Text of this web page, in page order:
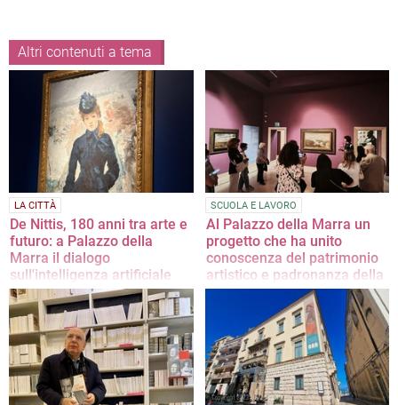
Altri contenuti a tema
LA CITTÀ
De Nittis, 180 anni tra arte e
futuro: a Palazzo della
Marra il dialogo
sull'intelligenza artificiale
Si svolgerà il 24 luglio alle ore 18:00
SCUOLA E LAVORO
Al Palazzo della Marra un
progetto che ha unito
conoscenza del patrimonio
artistico e padronanza della
lingua straniera
I ragazzi e ragazze della 3ªC
dell'Istituto "Santarella" di Corato
protagonisti in "Dall'Ofanto alla
Senna: il viaggio nell'arte del De
Nittis"